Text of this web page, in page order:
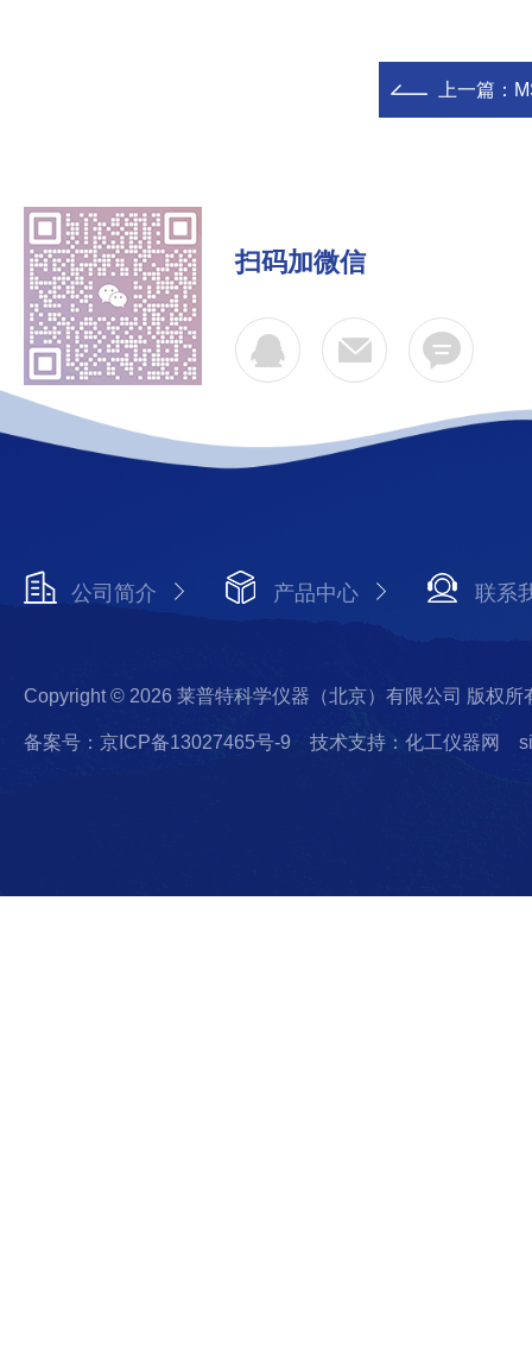
上一篇：
扫码加微信
公司简介 产品中心 联系
Copyright © 2026 莱普特科学仪器（北京）有限公司 版权所
备案号：京ICP备13027465号-9 技术支持：化工仪器网